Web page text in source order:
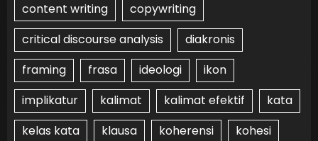
content writing
copywriting
critical discourse analysis
diakronis
framing
frasa ideologi
ikon
implikatur
kalimat kalimat efektif
kata
kelas kata
klausa koherensi
kohesi